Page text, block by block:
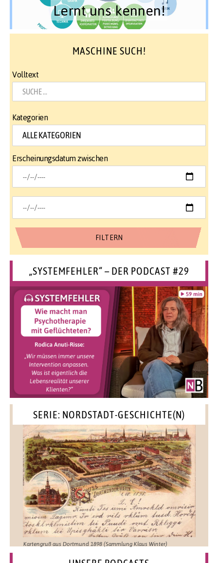
Lernt uns kennen!
MASCHINE SUCH!
Volltext
Kategorien
Erscheinungsdatum zwischen
„SYSTEMFEHLER“ – DER PODCAST #29
SERIE: NORDSTADT-GESCHICHTE(N)
Kartengruß aus Dortmund 1898 (Sammlung Klaus Winter)